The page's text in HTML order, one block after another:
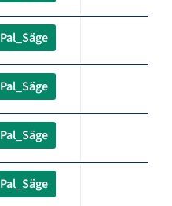
Pal_Säge
Pal_Säge
Pal_Säge
Pal_Säge